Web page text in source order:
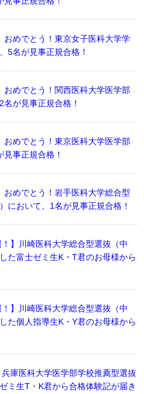
おめでとう！東京女子医科大学学
5名が見事正規合格！
おめでとう！関西医科大学医学部
が見事正規合格！
おめでとう！東京医科大学医学部
事正規合格！
おめでとう！岩手医科大学総合型
において、1名が見事正規合格！
！】川崎医科大学総合型選抜（中
た富士ゼミ生K・T君のお母様から
！】川崎医科大学総合型選抜（中
た個人指導生K・Y君のお母様から
兵庫医科大学医学部学校推薦型選抜
ミ生T・K君から合格体験記が届き